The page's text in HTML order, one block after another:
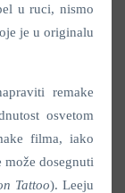
u ruci, nismo
je u originalu
remake
osvetom
filma, iako
dosegnuti
Tattoo). Leeju